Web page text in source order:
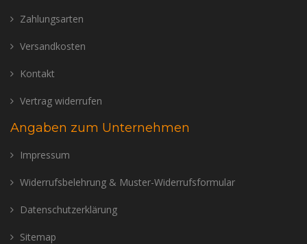
Zahlungsarten
Versandkosten
Kontakt
Vertrag widerrufen
Angaben zum Unternehmen
Impressum
Widerrufsbelehrung & Muster-Widerrufsformular
Datenschutzerklärung
Sitemap